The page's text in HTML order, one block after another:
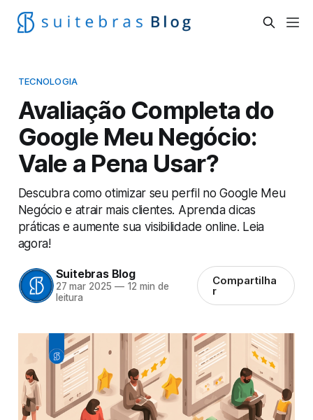
TECNOLOGIA
Avaliação Completa do
Google Meu Negócio:
Vale a Pena Usar?
Descubra como otimizar seu perfil no Google Meu
Negócio e atrair mais clientes. Aprenda dicas
práticas e aumente sua visibilidade online. Leia
agora!
Suitebras Blog
27 mar 2025 —12 min de
leitura
Compartilha
r